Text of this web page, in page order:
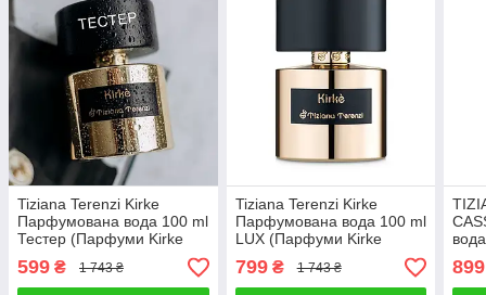
Tiziana Terenzi Kirke
Парфумована вода 100 ml
Тестер (Парфуми Kirke
Tiziana Terenzi Парфуми
Тізіана Терензі) ТЕСТЕР
599 ₴ 1 743 ₴
Tiziana Terenzi Kirke
Парфумована вода 100 ml
LUX (Парфуми Kirke
Tiziana Terenzi Парфуми
Тізіана Терензі)
799₴ 1 743 ₴ 899